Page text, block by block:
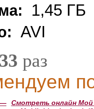
1,45 ГБ
AVI
раз
— Смотреть онлайн